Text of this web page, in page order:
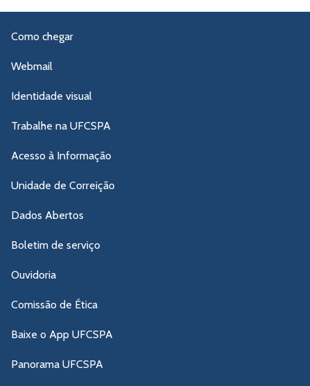
Como chegar
Webmail
Identidade visual
Trabalhe na UFCSPA
Acesso à Informação
Unidade de Correição
Dados Abertos
Boletim de serviço
Ouvidoria
Comissão de Ética
Baixe o App UFCSPA
Panorama UFCSPA